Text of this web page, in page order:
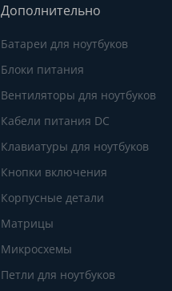
Дополнительно
Батареи для ноутбуков
Блоки питания
Вентиляторы для ноутбуков
Кабели питания DC
Клавиатуры для ноутбуков
Кнопки включения
Корпусные детали
Матрицы
Микросхемы
Петли для ноутбуков